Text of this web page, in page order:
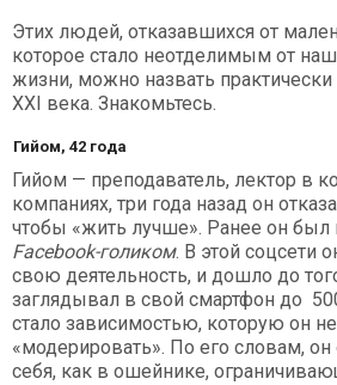
Этих людей, отказавшихся от
которое стало неотделимым от
жизни, можно назвать
XXI века. Знакомьтесь.
Гийом, 42 года
Гийом — преподаватель, лектор в
компаниях, три года назад он
чтобы «жить лучше». Ранее он был
Facebook-голиком. В этой соцсети
свою деятельность, и дошло до
заглядывал в свой смартфон до
стало зависимостью, которую он
«модерировать». По его словам, он
себя, как в ошейнике,